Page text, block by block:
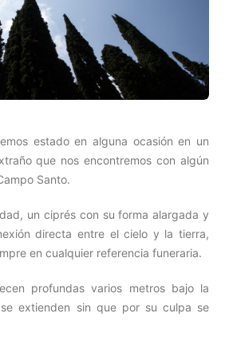
estado en alguna ocasión en un
que nos encontremos con algún
Santo.
un ciprés con su forma alargada y
directa entre el cielo y la tierra,
en cualquier referencia funeraria.
profundas varios metros bajo la
extienden sin que por su culpa se